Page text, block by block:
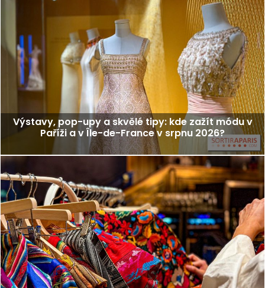
Výstavy, pop-upy a skvělé tipy: kde zažít módu v
Paříži a v Île-de-France v srpnu 2026?